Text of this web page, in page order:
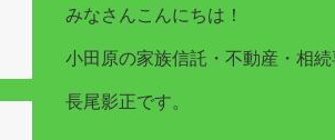
みなさんこんにちは！
小田原の家族信託・不動産・相
長尾影正です。